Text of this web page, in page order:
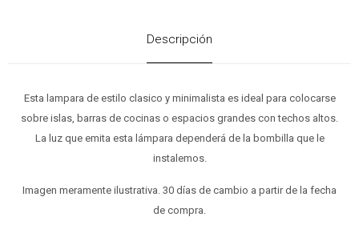
Descripción
Esta lampara de estilo clasico y minimalista es ideal para colocarse
sobre islas, barras de cocinas o espacios grandes con techos altos.
La luz que emita esta lámpara dependerá de la bombilla que le
instalemos.
Imagen meramente ilustrativa. 30 días de cambio a partir de la fecha
de compra.